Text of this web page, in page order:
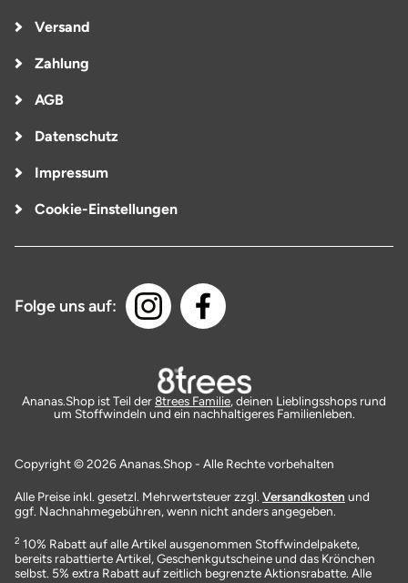
Versand
Zahlung
AGB
Datenschutz
Impressum
Cookie-Einstellungen
Folge uns auf:
Ananas.Shop ist Teil der8trees Familie, deinen Lieblingsshops rund
um Stoffwindeln und ein nachhaltigeres Familienleben.
Copyright © 2026 Ananas.Shop - Alle Rechte vorbehalten
Alle Preise inkl. gesetzl. Mehrwertsteuer zzgl. Versandkosten und
ggf. Nachnahmegebühren, wenn nicht anders angegeben.
2 10% Rabatt auf alle Artikel ausgenommen Stoffwindelpakete,
bereits rabattierte Artikel, Geschenkgutscheine und das Krönchen
selbst. 5% extra Rabatt auf zeitlich begrenzte Aktionsrabatte. Alle